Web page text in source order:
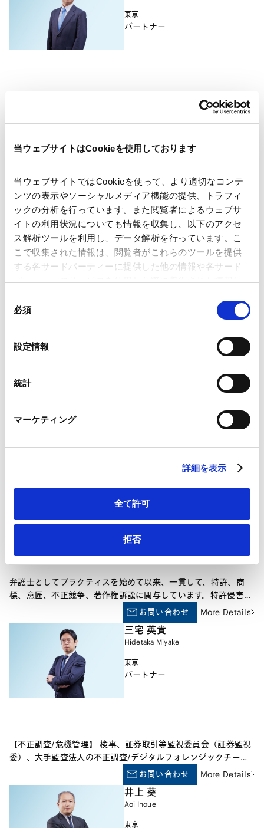
当ウェブサイトはCookieを使用しております
当ウェブサイトではCookieを使って、より適切なコンテ
ンツの表示やソーシャルメディア機能の提供、トラフィ
ックの分析を行っています。また閲覧者によるウェブサ
イトの利用状況についても情報を収集し、以下のアクセ
ス解析ツールを利用し、データ解析を行っています。こ
こで収集された情報は、閲覧者がこれらのツールを提供
する各サードパーティーに提供した他の情報や各サード
パーティーのサービスを使用した際に収集された情報と
ことがあります。
Google Analytics利用規約（
Marketo
外部サイト）
LinkedIn プライバシーポリシー（
HubSpot プライバシーポリシー（外部サイト）
必須
設定情報
統計
マーケティング
詳細を表示
全て許可
拒否
東京
パートナー
監査法人及び事業会社を代理して、取引関係紛争、専門家責任紛
争及び労働関係紛争その他の紛争解決案件を手がけております。
件も取り扱っています。
お問い合わせ More Details
左髙 健一
Kenichi Sadaka
東京
パートナー
主に国内外の訴訟、商事仲裁、その他紛争解決案件を手がける訴
訟弁護士として活躍しています。 国内外の企業の代理人として、
知的財産関連案件（特許権、著作権、著作者人格権、パブリシテ
不動産取引、建築、労働（労働組合との団体交渉、ビザ関連案
件、セクハラ、解雇、労働災害等）、独禁法、経営上の紛争、金
融取引に関する紛争、ＰＬ法、債権回収、相続・遺言、抵当権の
実行、名誉毀損、業務上事故、継続的取引関係の終了、国際貿易
等、幅広い案件に携わってきました。 また、海外の訴訟に関し
ても実務経験があり、日本国内でのディスカバリ手続及び日本企
争の他にも、様々の企業の依頼で社内犯罪の調査・検討を行い、
業務上横領、詐欺等の刑事訴追の支援をしたこともあります。
・ 知的財産権に関する紛争処理 (1) 特許侵害訴訟 (2) 商標、意
国、欧州訴訟支援 (5) 中国、アジア模倣品対策 ・ 知的財産権に
お問い合わせ More Details
東京
弁護士としてプラクティスを始めて以来、一貫して、特許、商
標、意匠、不正競争、著作権訴訟に関与しています。特許侵害訴
訟・無効審判・審決取消訴訟に関しては、電気・通信・化学を中
心に、比較的多くの技術分野の事件を扱った経験があり、また、
近時は、米国特許紛争に関するサポートも担当させていただいて
います。さらに、ライセンス契約、特許その他の知的財産権の移
転契約、M&A等に伴う知的財産権関連の取引、デュー・ディリ
ジェンス等の経験もございます。
お問い合わせ More Details
三宅 英貴
Hidetaka Miyake
東京
パートナー
【不正調査/危機管理】 検事、証券取引等監視委員会（証券監視
委）、大手監査法人の不正調査/デジタルフォレンジックチーム
での豊富な調査経験を有し、会計不正、相場操縦、インサイダー
取引、資産横領、贈収賄、情報漏えい等のホワイトカラークライ
ムや各種不正の調査業務及び刑事・行政当局対応を専門分野とし
ています。 【開示規制/会計・監査制度】 証券監視委で著名な大
型事件を含め数々の会計不正や開示規制違反を摘発した経験に加
お問い合わせ More Details
井上 葵
Aoi Inoue
東京